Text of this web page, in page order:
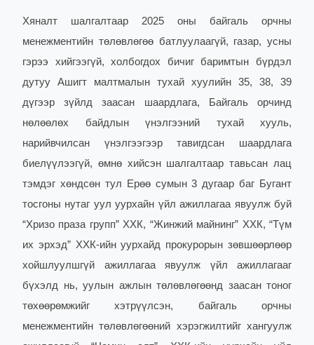
Хяналт шалгалтаар 2025 оны байгаль орчны
менежментийн төлөвлөгөө батлуулаагүй, газар, усны
гэрээ хийгээгүй, холбогдох бичиг баримтын бүрдэл
дутуу Ашигт малтмалын тухай хуулийн 35, 38, 39
дүгээр зүйлд заасан шаардлага, Байгаль орчинд
нөлөөлөх байдлын үнэлгээний тухай хууль,
нарийвчилсан үнэлгээгээр тавигдсан шаардлага
биелүүлээгүй, өмнө хийсэн шалгалтаар тавьсан лац
тэмдэг хөндсөн тул Ерөө сумын 3 дугаар баг Бугант
тосгоны нутаг уул уурхайн үйл ажиллагаа явуулж буй
“Хризо праза групп” ХХК, “Жинжий майнинг” ХХК, “Түм
их эрхэд” ХХК-ийн уурхайд прокурорын зөвшөөрлөөр
хойшлуулшгүй ажиллагаа явуулж үйл ажиллагааг
бүхэлд нь, уулын ажлын төлөвлөгөөнд заасан тоног
төхөөрөмжийг хэтрүүлсэн, байгаль орчны
менежментийн төлөвлөгөөний хэрэгжилтийг хангуулж